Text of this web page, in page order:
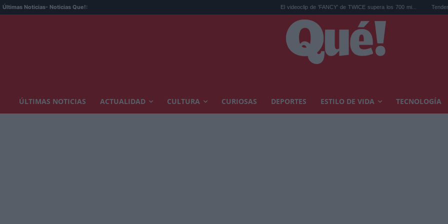
Últimas Noticias- Noticias Que!: El videoclip de 'FANCY' de TWICE supera los 700 mi... Tendencias decoración
ÚLTIMAS NOTICIAS ACTUALIDAD CULTURA CURIOSAS DEPORTES ESTILO DE VIDA TECNOLOGÍA